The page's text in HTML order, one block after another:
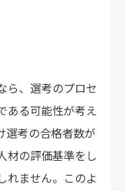
ら、選考のプロセ
ある可能性が考え
選考の合格者数が
材の評価基準をし
れません。このよ